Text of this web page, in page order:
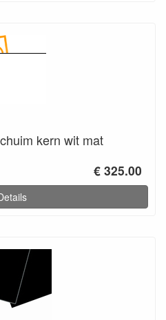
kern wit mat
€ 325.00